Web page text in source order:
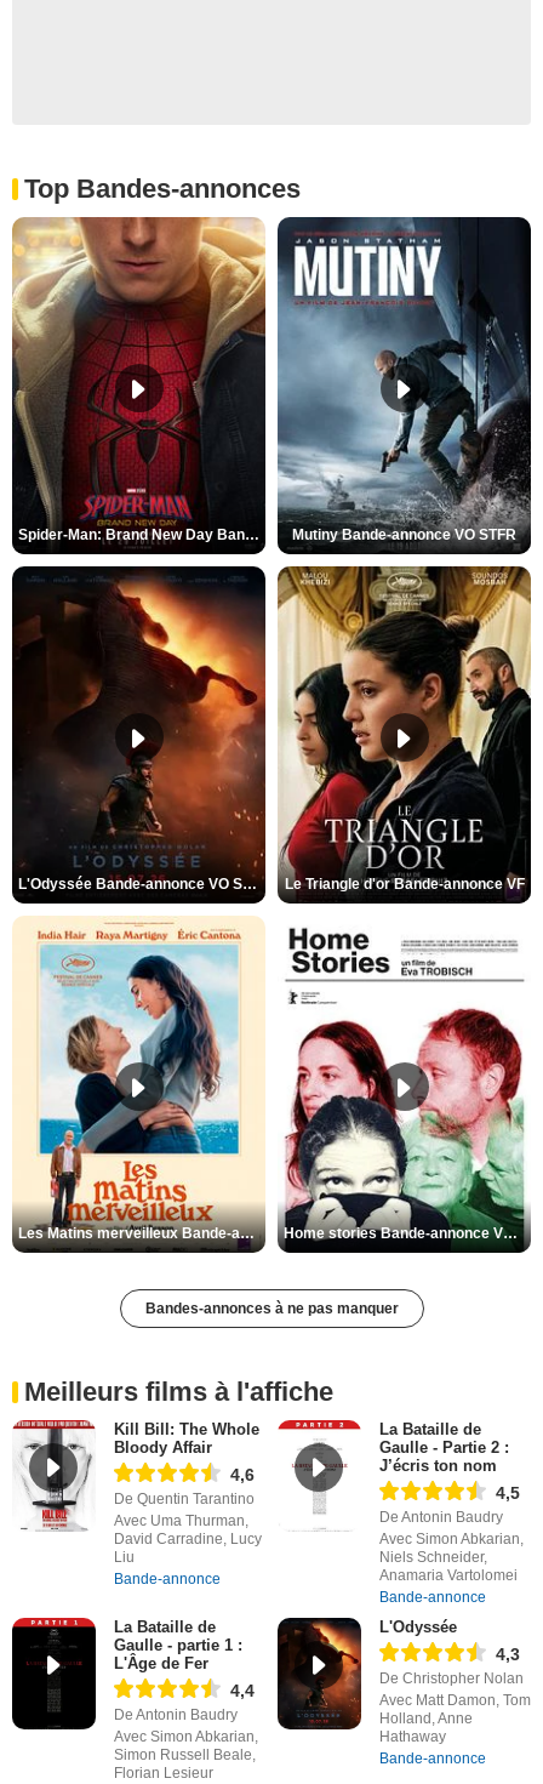
Top Bandes-annonces
Spider-Man: Brand New Day Bande-annonce VO STFR Mutiny Bande-annonce VO STFR
L'Odyssée Bande-annonce VO STFR Le Triangle d'or Bande-annonce VF
Les Matins merveilleux Bande-annonce VF Home stories Bande-annonce VO STFR
Bandes-annonces à ne pas manquer
Meilleurs films à l'affiche
Kill Bill: The Whole
Bloody Affair
4,6
De Quentin Tarantino
Avec Uma Thurman,
David Carradine, Lucy
Liu
Bande-annonce
La Bataille de
Gaulle - Partie 2 :
J’écris ton nom
4,5
De Antonin Baudry
Avec Simon Abkarian,
Niels Schneider,
Anamaria Vartolomei
Bande-annonce
La Bataille de
Gaulle - partie 1 :
L'Âge de Fer
4,4
De Antonin Baudry
Avec Simon Abkarian,
Simon Russell Beale,
Florian Lesieur
L'Odyssée
4,3
De Christopher Nolan
Avec Matt Damon, Tom
Holland, Anne
Hathaway
Bande-annonce